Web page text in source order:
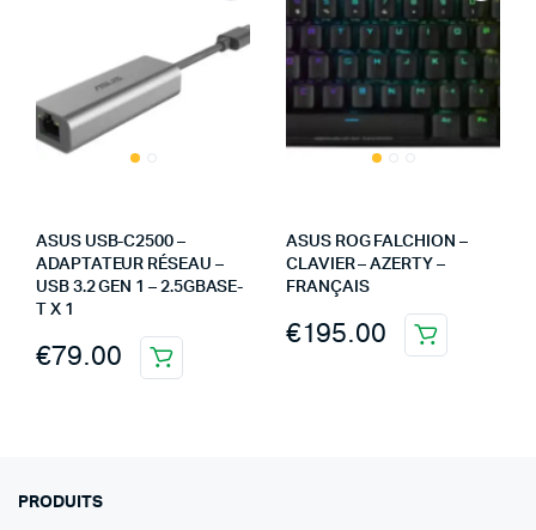
ASUS USB-C2500 –
ADAPTATEUR RÉSEAU –
USB 3.2 GEN 1 – 2.5GBASE-
T X 1
€79.00
ASUS ROG FALCHION –
CLAVIER – AZERTY –
FRANÇAIS
€195.00
PRODUITS